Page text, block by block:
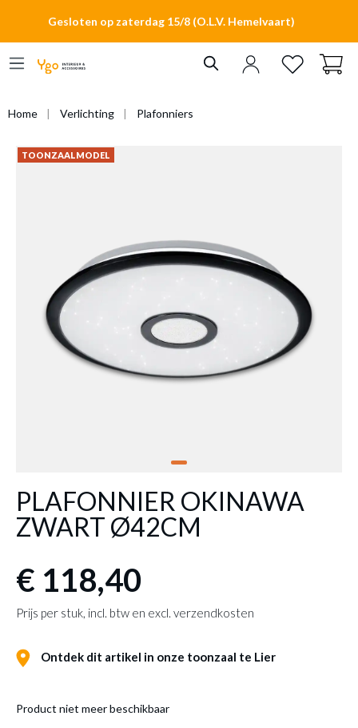
Gesloten op zaterdag 15/8 (O.L.V. Hemelvaart)
Home Verlichting Plafonniers
TOONZAALMODEL
PLAFONNIER OKINAWA
ZWART Ø42CM
€ 118,40
Prijs per stuk, incl. btw en excl. verzendkosten
Ontdek dit artikel in onze toonzaal te Lier
Product niet meer beschikbaar